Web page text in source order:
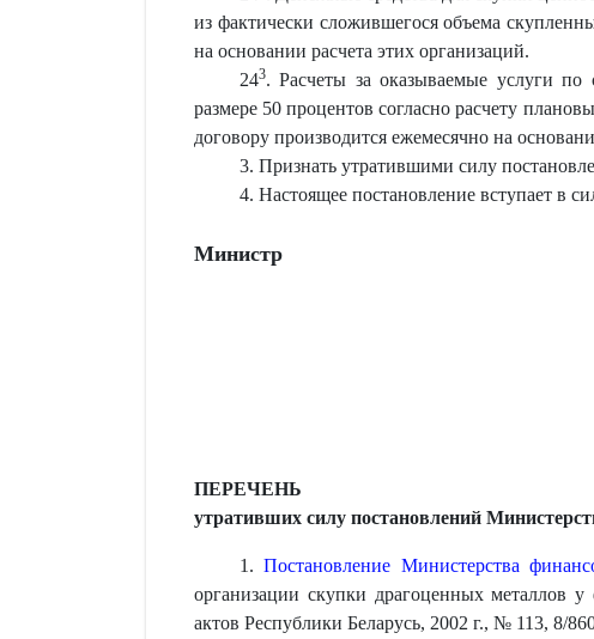
из фактически сложившегося объема
на основании расчета этих организаций.
243. Расчеты за оказываемые услуги по
размере 50 процентов согласно расчету
договору производится ежемесячно на
3. Признать утратившими силу
4. Настоящее постановление вступает в
Министр
ПЕРЕЧЕНЬ
утративших силу постановлений
1.Постановление Министерства
организации скупки драгоценных металлов
актов Республики Беларусь, 2002 г., № 113, 8/